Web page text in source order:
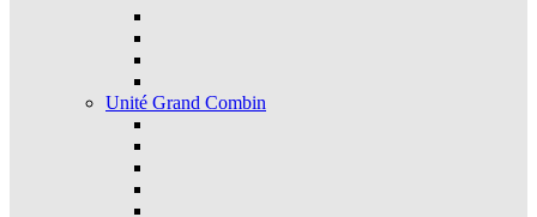
Unité Grand Combin